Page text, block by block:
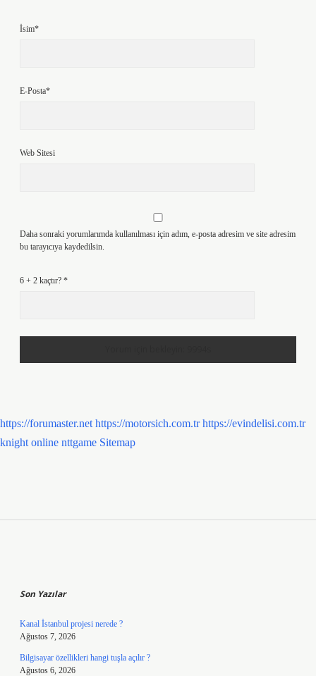
İsim*
E-Posta*
Web Sitesi
Daha sonraki yorumlarımda kullanılması için adım, e-posta adresim ve site adresim
bu tarayıcıya kaydedilsin.
6 + 2 kaçtır? *
https://forumaster.net https://motorsich.com.tr https://evindelisi.com.tr
knight online nttgame Sitemap
Son Yazılar
Kanal İstanbul projesi nerede ?
Ağustos 7, 2026
Bilgisayar özellikleri hangi tuşla açılır ?
Ağustos 6, 2026